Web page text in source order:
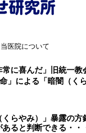
当医院について
常に喜んだ」旧統一教
」による「暗闇（く
らやみ）」暴露の方
ると判断できる・・